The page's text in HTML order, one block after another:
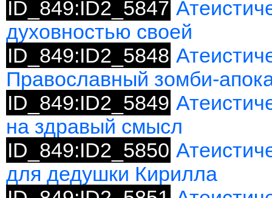
ID_849:ID2_5847
духовностью своей
ID_849:ID2_5848
Православный зомби-
ID_849:ID2_5849
на здравый смысл
ID_849:ID2_5850
для дедушки Кирилла